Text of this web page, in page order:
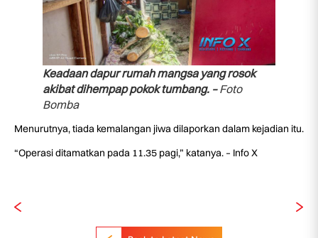
Keadaan dapur rumah mangsa yang rosok
akibat dihempap pokok tumbang. –Foto
Bomba
Menurutnya, tiada kemalangan jiwa dilaporkan dalam kejadian itu.
“Operasi ditamatkan pada 11.35 pagi,” katanya. – Info X